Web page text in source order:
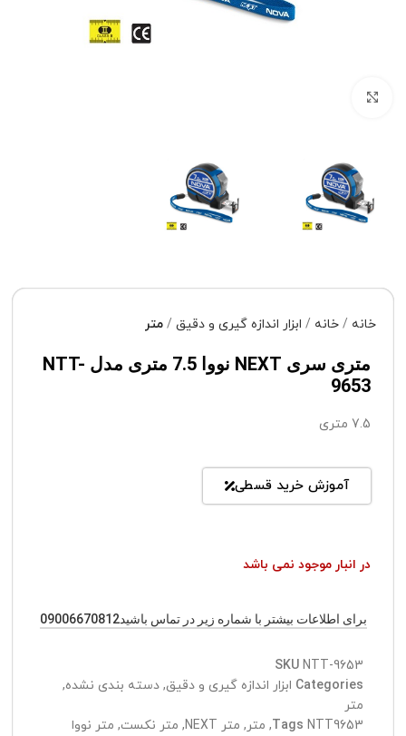
خانه خانه ابزار اندازه گیری و دقیق متر
متری سری NEXT نووا 7.5 متری مدل NTT-
9653
7.5 متری
آموزش خرید قسطی
در انبار موجود نمی باشد
برای اطلاعات بیشتر با شماره زیر در تماس باشید09006670812
SKU NTT-9653
Categories ابزار اندازه گیری و دقیق, دسته بندی نشده,
متر
Tags NTT9653
, متر, متر NEXT , متر نکست, متر نووا